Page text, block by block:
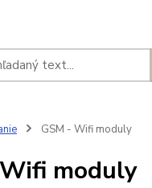
GSM - Wifi moduly
moduly